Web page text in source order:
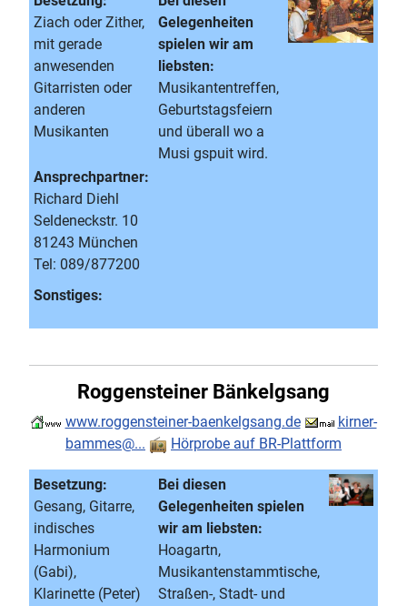
Ziach oder Zither,
mit gerade
anwesenden
Gitarristen oder
anderen
Musikanten
Gelegenheiten
spielen wir am
liebsten:
Musikantentreffen,
Geburtstagsfeiern
und überall wo a
Musi gspuit wird.
Ansprechpartner:
Richard Diehl
Seldeneckstr. 10
81243 München
Tel: 089/877200
Sonstiges:
Roggensteiner Bänkelgsang
www.roggensteiner-baenkelgsang.de
kirner-
bammes@...
Hörprobe auf BR-Plattform
Besetzung:
Gesang, Gitarre,
indisches
Harmonium
(Gabi),
Klarinette (Peter)
Bei diesen
Gelegenheiten spielen
wir am liebsten:
Hoagartn,
Musikantenstammtische,
Straßen-, Stadt- und